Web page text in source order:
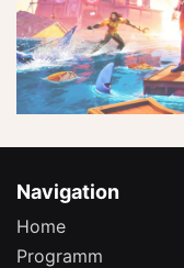
Navigation
Home
Programm